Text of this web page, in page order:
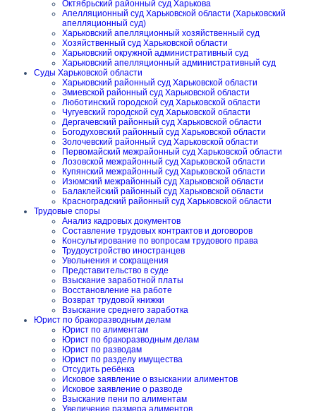
Октябрьский районный суд Харькова
Апелляционный суд Харьковской области (Харьковский
апелляционный суд)
Харьковский апелляционный хозяйственный суд
Хозяйственный суд Харьковской области
Харьковский окружной административный суд
Харьковский апелляционный административный суд
Суды Харьковской области
Харьковский районный суд Харьковской области
Змиевской районный суд Харьковской области
Люботинский городской суд Харьковской области
Чугуевский городской суд Харьковской области
Дергачевский районный суд Харьковской области
Богодуховский районный суд Харьковской области
Золочевский районный суд Харьковской области
Первомайский межрайонный суд Харьковской области
Лозовской межрайонный суд Харьковской области
Купянский межрайонный суд Харьковской области
Изюмский межрайонный суд Харьковской области
Балаклейский районный суд Харьковской области
Красноградский районный суд Харьковской области
Трудовые споры
Анализ кадровых документов
Составление трудовых контрактов и договоров
Консультирование по вопросам трудового права
Трудоустройство иностранцев
Увольнения и сокращения
Представительство в суде
Взыскание заработной платы
Восстановление на работе
Возврат трудовой книжки
Взыскание среднего заработка
Юрист по бракоразводным делам
Юрист по алиментам
Юрист по бракоразводным делам
Юрист по разводам
Юрист по разделу имущества
Отсудить ребёнка
Исковое заявление о взыскании алиментов
Исковое заявление о разводе
Взыскание пени по алиментам
Увеличение размера алиментов